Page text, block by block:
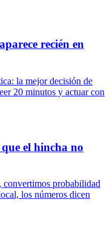
recién en
la mejor decisión de
20 minutos y actuar con
el hincha no
convertimos probabilidad
los números dicen